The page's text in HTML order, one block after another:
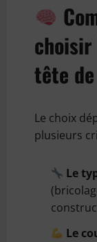
choisir
tête
Le choix
plusieurs
Le
Le